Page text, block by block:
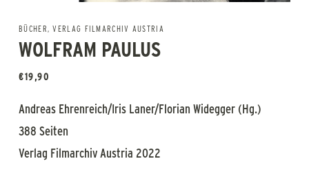
BÜCHER,VERLAG FILMARCHIV AUSTRIA
WOLFRAM PAULUS
€19,90
Andreas Ehrenreich/Iris Laner/Florian Widegger (Hg.)
388 Seiten
Verlag Filmarchiv Austria 2022